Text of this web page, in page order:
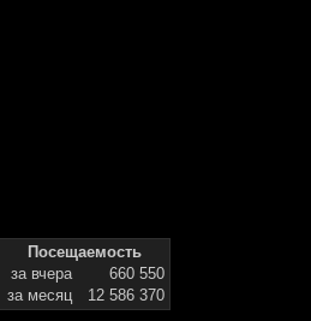
Посещаемость
за вчера
660 550
за месяц
12 586 370